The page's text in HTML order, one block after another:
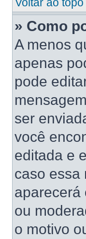
» Como
A menos
apenas
pode
ser
você
editada e
caso essa
aparecerá
ou
o motivo